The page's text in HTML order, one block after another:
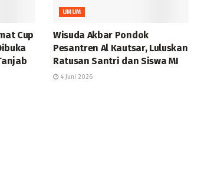
Cup
UMUM
Wisuda Akbar Pondok
Pesantren Al Kautsar, Luluskan
Ratusan Santri dan Siswa MI
4 Juni 2026